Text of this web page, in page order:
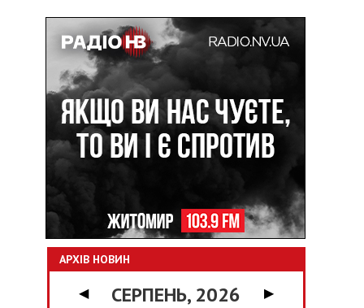
АРХІВ НОВИН
◀ СЕРПЕНЬ, 2026
▶